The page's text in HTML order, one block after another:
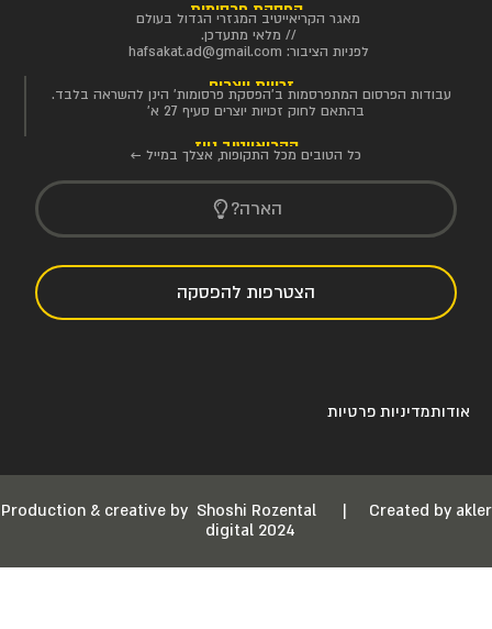
הפסקת פרסומות
מאגר הקריאייטיב המגזרי הגדול בעולם
// מלאי מתעדכן.
לפניות הציבור: hafsakat.ad@gmail.com
זכויות יוצרים
עבודות הפרסום המתפרסמות ב'הפסקת פרסומות' הינן להשראה בלבד.
בהתאם לחוק זכויות יוצרים סעיף 27 א'
הקריאייטיב ניוז
כל הטובים מכל התקופות, אצלך במייל ←
הארה?
הצטרפות להפסקה
אודותמדיניות פרטיות
Production & creative by Shoshi Rozental | Created by akler
digital 2024